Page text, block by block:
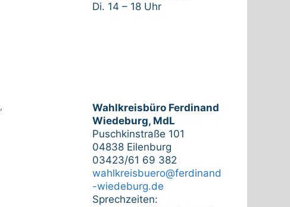
,
Di. 14 – 18 Uhr
Wahlkreisbüro Ferdinand
Wiedeburg, MdL
Puschkinstraße 101
04838 Eilenburg
03423/61 69 382
wahlkreisbuero@ferdinand
-wiedeburg.de
Sprechzeiten: